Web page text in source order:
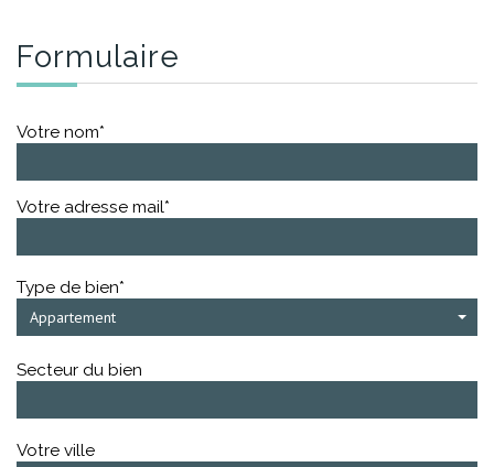
formulaire
Votre nom*
Votre adresse mail*
Type de bien*
Appartement
Secteur du bien
Votre ville